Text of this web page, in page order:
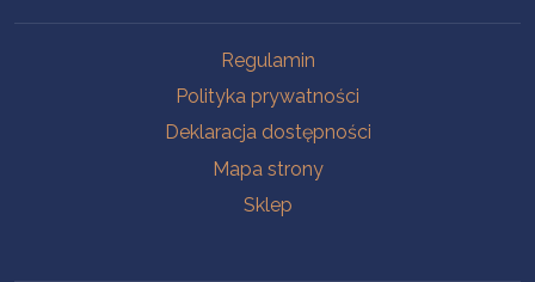
Regulamin
Polityka prywatności
Deklaracja dostępności
Mapa strony
Sklep